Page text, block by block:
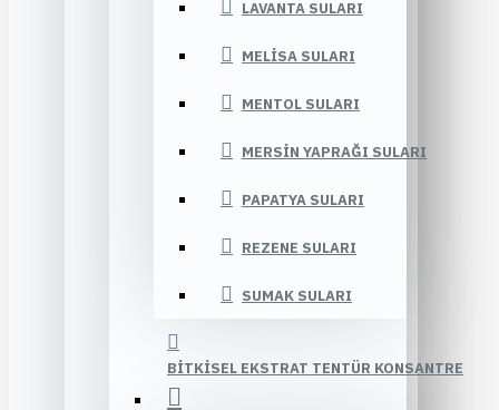
LAVANTA SULARI
MELISA SULARI
MENTOL SULARI
MERSIN YAPRAĞI SULARI
PAPATYA SULARI
REZENE SULARI
SUMAK SULARI
BITKISEL EKSTRAT TENTÜR KONSANTRE